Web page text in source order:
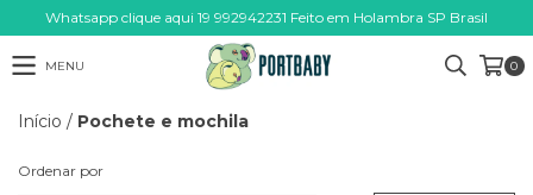
Whatsapp clique aqui 19 992942231 Feito em Holambra SP Brasil
MENU 0
Início / Pochete e mochila
Ordenar por